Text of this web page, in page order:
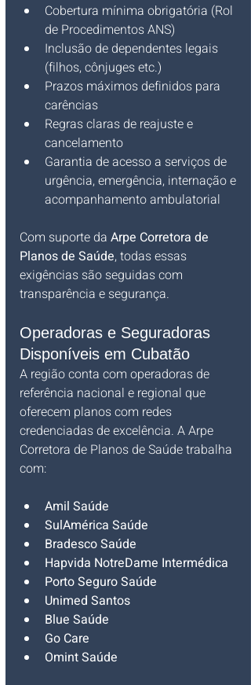
Cobertura mínima obrigatória (Rol
de Procedimentos ANS)
Inclusão de dependentes legais
(filhos, cônjuges etc.)
Prazos máximos definidos para
carências
Regras claras de reajuste e
cancelamento
Garantia de acesso a serviços de
urgência, emergência, internação e
acompanhamento ambulatorial
Com suporte da Arpe Corretora de
Planos de Saúde, todas essas
exigências são seguidas com
transparência e segurança.
Operadoras e Seguradoras
Disponíveis em Cubatão
A região conta com operadoras de
referência nacional e regional que
oferecem planos com redes
credenciadas de excelência. A Arpe
Corretora de Planos de Saúde trabalha
com:
Amil Saúde
SulAmérica Saúde
Bradesco Saúde
Hapvida NotreDame Intermédica
Porto Seguro Saúde
Unimed Santos
Blue Saúde
Go Care
Omint Saúde